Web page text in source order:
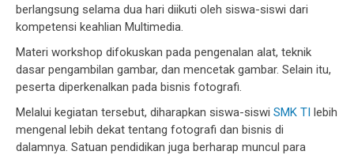
berlangsung selama dua hari diikuti oleh siswa-siswi dari
kompetensi keahlian Multimedia.
Materi workshop difokuskan pada pengenalan alat, teknik
dasar pengambilan gambar, dan mencetak gambar. Selain itu,
peserta diperkenalkan pada bisnis fotografi.
Melalui kegiatan tersebut, diharapkan siswa-siswi SMK TI lebih
mengenal lebih dekat tentang fotografi dan bisnis di
dalamnya. Satuan pendidikan juga berharap muncul para